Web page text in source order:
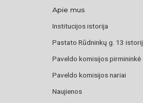
Apie mus
Institucijos istorija
Pastato Rūdninkų g. 13
Paveldo komisijos pirmininkė
Paveldo komisijos nariai
Naujienos